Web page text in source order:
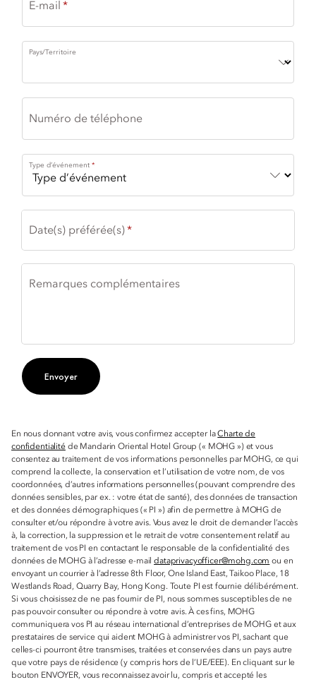
E-mail
Pays/Territoire
Numéro de téléphone
Type d’événement
Date(s) préférée(s)
Remarques complémentaires
Envoyer
En nous donnant votre avis, vous confirmez accepter laCharte de
confidentialitéde Mandarin Oriental Hotel Group (« MOHG ») et vous
consentez au traitement de vos informations personnelles par MOHG, ce qui
comprend la collecte, la conservation et l’utilisation de votre nom, de vos
coordonnées, d’autres informations personnelles (pouvant comprendre des
données sensibles, par ex. : votre état de santé), des données de transaction
et des données démographiques (« PI ») afin de permettre à MOHG de
consulter et/ou répondre à votre avis. Vous avez le droit de demander l’accès
à, la correction, la suppression et le retrait de votre consentement relatif au
traitement de vos PI en contactant le responsable de la confidentialité des
données de MOHG à l’adresse e-maildataprivacyofficer@mohg.com ou en
envoyant un courrier à l’adresse 8th Floor, One Island East, Taikoo Place, 18
Westlands Road, Quarry Bay, Hong Kong. Toute PI est fournie délibérément.
Si vous choisissez de ne pas fournir de PI, nous sommes susceptibles de ne
pas pouvoir consulter ou répondre à votre avis. À ces fins, MOHG
communiquera vos PI au réseau international d’entreprises de MOHG et aux
prestataires de service qui aident MOHG à administrer vos PI, sachant que
celles-ci pourront être transmises, traitées et conservées dans un pays autre
que votre pays de résidence (y compris hors de l’UE/EEE). En cliquant sur le
bouton ENVOYER, vous reconnaissez avoir lu, compris et accepté les